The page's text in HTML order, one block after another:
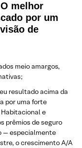
melhor
por um
de
meio amargos,
resultado acima da
por uma forte
e
prêmios de seguro
— especialmente
o crescimento A/A